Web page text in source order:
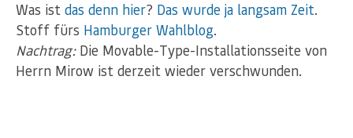
Was ist das denn hier? Das wurde ja langsam Zeit.
Stoff fürs Hamburger Wahlblog.
Nachtrag:Die Movable-Type-Installationsseite von
Herrn Mirow ist derzeit wieder verschwunden.